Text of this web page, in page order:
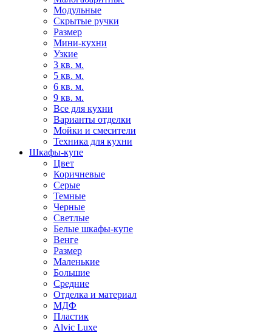
Модульные
Скрытые ручки
Размер
Мини-кухни
Узкие
3 кв. м.
5 кв. м.
6 кв. м.
9 кв. м.
Все для кухни
Варианты отделки
Мойки и смесители
Техника для кухни
Шкафы-купе
Цвет
Коричневые
Серые
Темные
Черные
Светлые
Белые шкафы-купе
Венге
Размер
Маленькие
Большие
Средние
Отделка и материал
МДФ
Пластик
Alvic Luxe